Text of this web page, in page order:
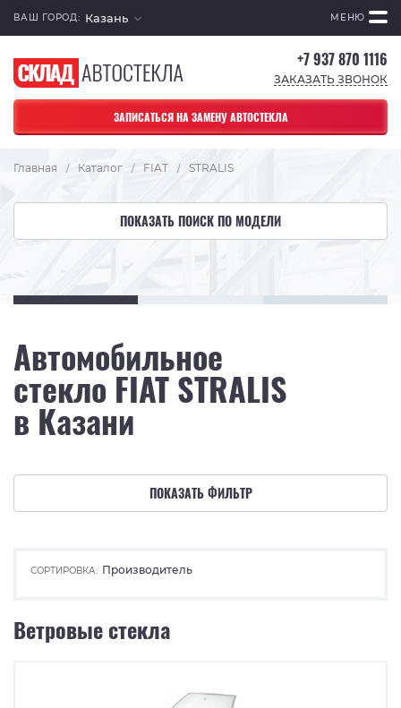
ВАШ ГОРОД: Казань МЕНЮ
+7 937 870 1116
ЗАКАЗАТЬ ЗВОНОК
ЗАПИСАТЬСЯ НА ЗАМЕНУ АВТОСТЕКЛА
Главная / Каталог / FIAT / STRALIS
ПОКАЗАТЬ ПОИСК ПО МОДЕЛИ
Автомобильное
стекло FIAT STRALIS
в Казани
ПОКАЗАТЬ ФИЛЬТР
СОРТИРОВКА: Производитель
Ветровые стекла